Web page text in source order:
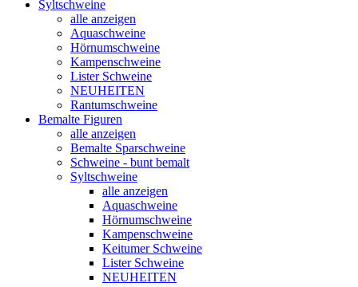
Syltschweine
alle anzeigen
Aquaschweine
Hörnumschweine
Kampenschweine
Lister Schweine
NEUHEITEN
Rantumschweine
Bemalte Figuren
alle anzeigen
Bemalte Sparschweine
Schweine - bunt bemalt
Syltschweine
alle anzeigen
Aquaschweine
Hörnumschweine
Kampenschweine
Keitumer Schweine
Lister Schweine
NEUHEITEN